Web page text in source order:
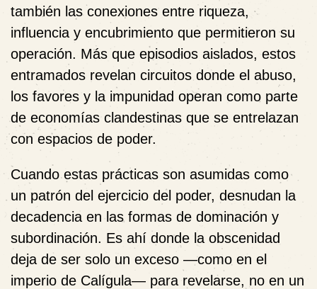
también las conexiones entre riqueza,
influencia y encubrimiento que permitieron su
operación. Más que episodios aislados, estos
entramados revelan circuitos donde el abuso,
los favores y la impunidad operan como parte
de economías clandestinas que se entrelazan
con espacios de poder.
Cuando estas prácticas son asumidas como
un patrón del ejercicio del poder, desnudan la
decadencia en las formas de dominación y
subordinación. Es ahí donde la obscenidad
deja de ser solo un exceso —como en el
imperio de Calígula— para revelarse, no en un